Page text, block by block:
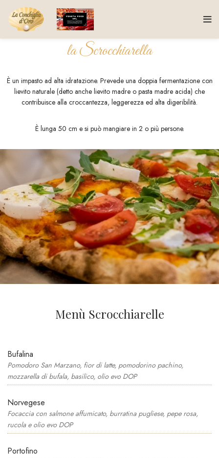
la Scrocchiarella
È un impasto ad alta idratazione. Prevede una doppia fermentazione con
lievito naturale (detto anche lievito madre o pasta madre acida) che
contribuisce alla croccantezza, leggerezza ed alta digeribilità.
È lunga 50 cm e si può mangiare in 2 o più persone.
Menù Scrocchiarelle
Bufalina
Pomodoro San Marzano, fior di latte, pomodorino pachino,
mozzarella di bufala, basilico, olio evo DOP
Norvegese
Focaccia con salmone affumicato, burratina pugliese, pepe rosa,
rucola e olio evo DOP
Portofino